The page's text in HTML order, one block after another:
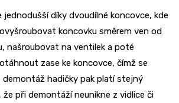
jednodušší díky dvoudílné koncovce, kde
koncovku směrem ven od
našroubovat na ventilek a poté
zase ke koncovce, čímž se
hadičky pak platí stejný
při demontáží neunikne z vidlice či